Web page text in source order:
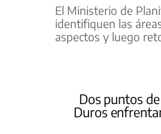
El Ministerio de
identifiquen las
aspectos y luego
Dos puntos
Duros